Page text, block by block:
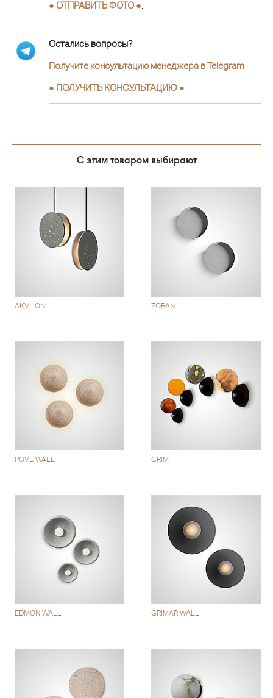
● ОТПРАВИТЬ ФОТО ●
Остались вопросы?
Получите консультацию менеджера в Telegram
● ПОЛУЧИТЬ КОНСУЛЬТАЦИЮ ●
С этим товаром выбирают
AKVILON ZORAN
POVL WALL GRIM
EDMON WALL GRIMAR WALL